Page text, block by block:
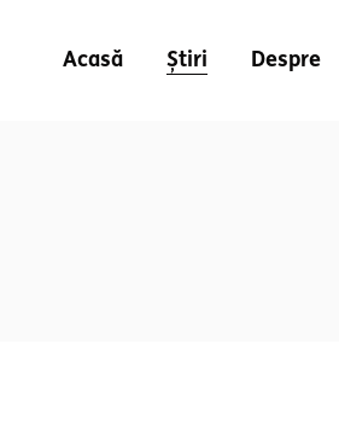
Acasă Știri Despre